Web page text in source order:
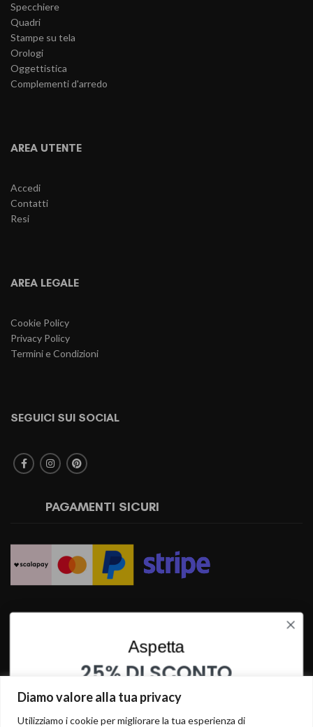
Diamo valore alla tua privacy
Utilizziamo i cookie per migliorare la tua esperienza di
Specchiere
Quadri
Stampe su tela
Orologi
Oggettistica
Complementi d'arredo
AREA UTENTE
Accedi
Contatti
Resi
AREA LEGALE
Cookie Policy
Privacy Policy
Termini e Condizioni
SEGUICI SUI SOCIAL
PAGAMENTI SICURI
Aspetta
25% DI SCONTO
SU QUESTO PRODOTTO
INSERISCI I TUOI DATI PER OTTENERE LO SCONTO